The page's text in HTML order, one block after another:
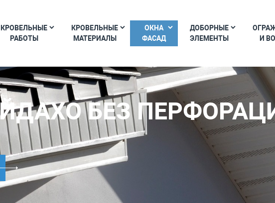
КРОВЕЛЬНЫЕ
РАБОТЫ
КРОВЕЛЬНЫЕ
МАТЕРИАЛЫ
ОКНА
ФАСАД
ДОБОРНЫЕ
ЭЛЕМЕНТЫ
И
БЕЗ